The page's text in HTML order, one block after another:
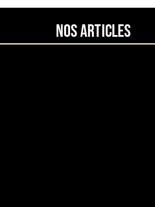
Nos articles